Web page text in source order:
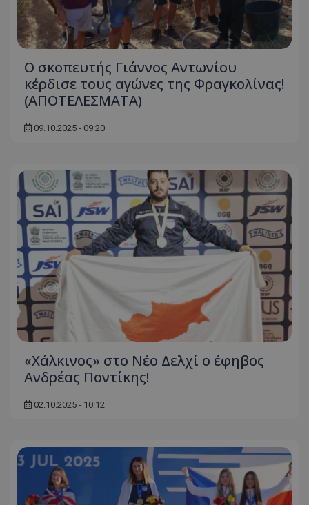
Ο σκοπευτής Γιάννος Αντωνίου
κέρδισε τους αγώνες της Φραγκολίνας!
(ΑΠΟΤΕΛΕΣΜΑΤΑ)
09.10.2025 - 09:20
«Χάλκινος» στο Νέο Δελχί ο έφηβος
Ανδρέας Ποντίκης!
02.10.2025 - 10:12